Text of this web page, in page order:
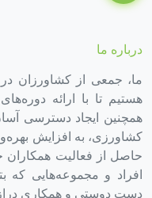
درباره ما
هستیم تا با ارائه
همچنین ایجاد دسترسی
کشاورزی، به افزایش
حاصل از فعالیت
افراد و مجموعه‌هایی که
دست دوستی و همکاری